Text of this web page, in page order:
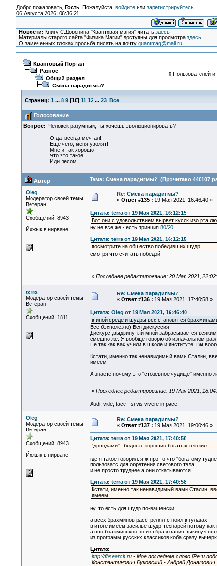
Добро пожаловать, Гость. Пожалуйста, войдитеили зарегистрируйтесь.
06 Августа 2026, 06:36:21
Новости: Книгу С.Доронина "Квантовая магия" читатьздесь
Материалы старого сайта "Физика Магии" доступны для просмотраздесь
О замеченных глюках просьба писать на почтуquantmag@mail.ru
Квантовый Портал
Разное
Общий раздел
Смена парадигмы?
0 Пользователей и
Страниц: 1 ... 8 9[10] 11 12 ... 23 Все
Голосование
Вопрос: Человек разумный, ты хочешь эволюционировать?
О да, всегда мечтал!
Еще чего, меня уволят!
Мне и так хорошо
Что это такое
Иди лесом
Автор Тема: Смена парадигмы? (Прочитано 440107
Oleg
Модератор своей темы
Ветеран
Сообщений: 8943
Йожык в нирване
Re: Смена парадигмы?
« Ответ #135 : 19 Мая 2021, 16:46:40 »
Цитата: terra от 19 Мая 2021, 16:12:15
Вот они с удовольствием вырвут кусок изо рта
ну не все же - есть принцип 80/20
Цитата: terra от 19 Мая 2021, 16:12:15
посмотрите на общество победивших шудр
смотря что считать победой
« Последнее редактирование: 20 Мая 2021,
terra
Модератор своей темы
Ветеран
Сообщений: 1811
Re: Смена парадигмы?
« Ответ #136 : 19 Мая 2021, 17:40:58 »
Цитата: Oleg от 19 Мая 2021, 16:46:40
в иной среде и шудры все становятся
Все бэсполезно) Вся дискуссия.
Дискурс ,выдвинутый мной забрасывается
смешно же. Я вообще говорю об изначальном
Не так,как вас учили в школе и институте. Вы
Кстати, именно так ненавидимый вами Сталин,
имеем
А знаете почему это "стозевное чудище" именно
« Последнее редактирование: 19 Мая 2021,
Audi, vide, tace - si vis vivere in pace.
Oleg
Модератор своей темы
Ветеран
Сообщений: 8943
Йожык в нирване
Re: Смена парадигмы?
« Ответ #137 : 19 Мая 2021, 19:00:46 »
Цитата: terra от 19 Мая 2021, 17:40:58
"доводами" : бедные-хорошие,богатые-плохие.
где я такое говорил. я ж про то что "богатому
пользоватс для обретения светового тела
и не просто труднее а они откатываются
Цитата: terra от 19 Мая 2021, 17:40:58
Кстати, именно так ненавидимый вами Сталин,
имеем
ну, то есть для шудр по-вашенски
а всех брахминов расстрелял-сгноил в гулагах
в итоге имеем засилье шудр-технарей потому
а всё брахминское он из образования выкинул
из программ русских классиков коба сразу
Цитата:
http://fbsearch.ru- Мое последнее слово [Речи
Константинович Буковский - Андрей